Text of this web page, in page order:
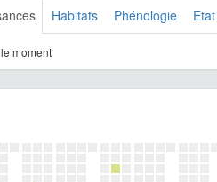
Habitats Phénologie
moment